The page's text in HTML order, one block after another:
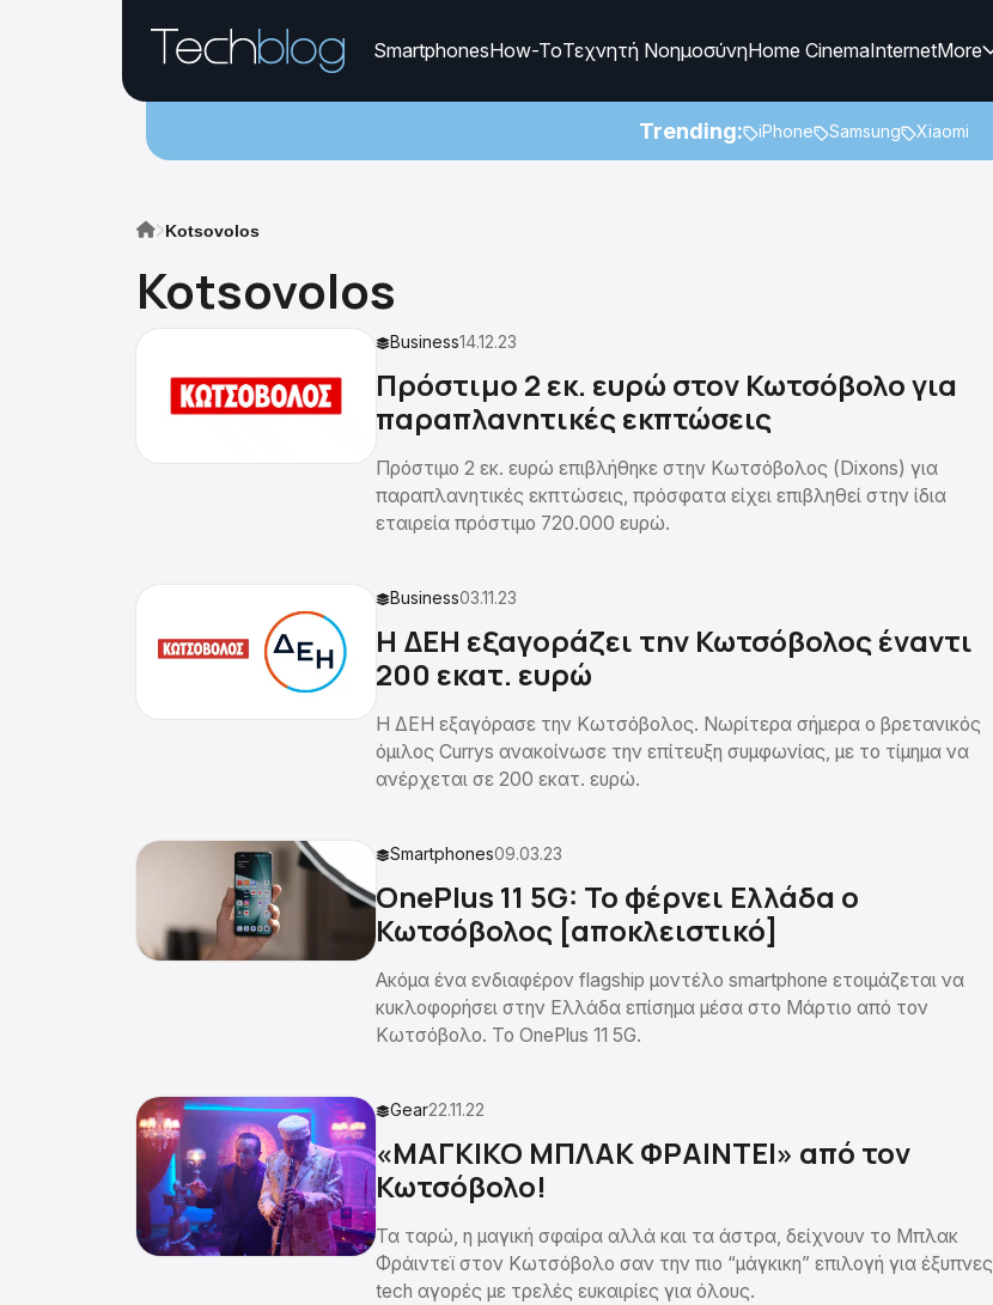
SmartphonesHow-ToΤεχνητή ΝοημοσύνηHome CinemaInternetMore
Trending: iPhone Samsung Xiaomi
Kotsovolos
Kotsovolos
Business14.12.23
Πρόστιμο 2 εκ. ευρώ στον Κωτσόβολο για
παραπλανητικές εκπτώσεις
Πρόστιμο 2 εκ. ευρώ επιβλήθηκε στην Κωτσόβολος (Dixons) για
παραπλανητικές εκπτώσεις, πρόσφατα είχει επιβληθεί στην ίδια
εταιρεία πρόστιμο 720.000 ευρώ.
Business03.11.23
Η ΔΕΗ εξαγοράζει την Κωτσόβολος έναντι
200 εκατ. ευρώ
Η ΔΕΗ εξαγόρασε την Κωτσόβολος. Νωρίτερα σήμερα ο βρετανικός
όμιλος Currys ανακοίνωσε την επίτευξη συμφωνίας, με το τίμημα να
ανέρχεται σε 200 εκατ. ευρώ.
Smartphones09.03.23
OnePlus 11 5G: Το φέρνει Ελλάδα ο
Κωτσόβολος [αποκλειστικό]
Ακόμα ένα ενδιαφέρον flagship μοντέλο smartphone ετοιμάζεται να
κυκλοφορήσει στην Ελλάδα επίσημα μέσα στο Μάρτιο από τον
Κωτσόβολο. Το OnePlus 11 5G.
Gear22.11.22
«ΜΑΓΚΙΚΟ ΜΠΛΑΚ ΦΡΑΙΝΤΕΙ» από τον
Κωτσόβολο!
Τα ταρώ, η μαγική σφαίρα αλλά και τα άστρα, δείχνουν το Μπλακ
Φράιντεϊ στον Κωτσόβολο σαν την πιο “μάγκικη” επιλογή για έξυπνες
tech αγορές με τρελές ευκαιρίες για όλους.